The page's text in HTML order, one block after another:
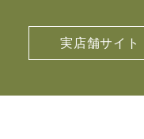
実店舗サイト